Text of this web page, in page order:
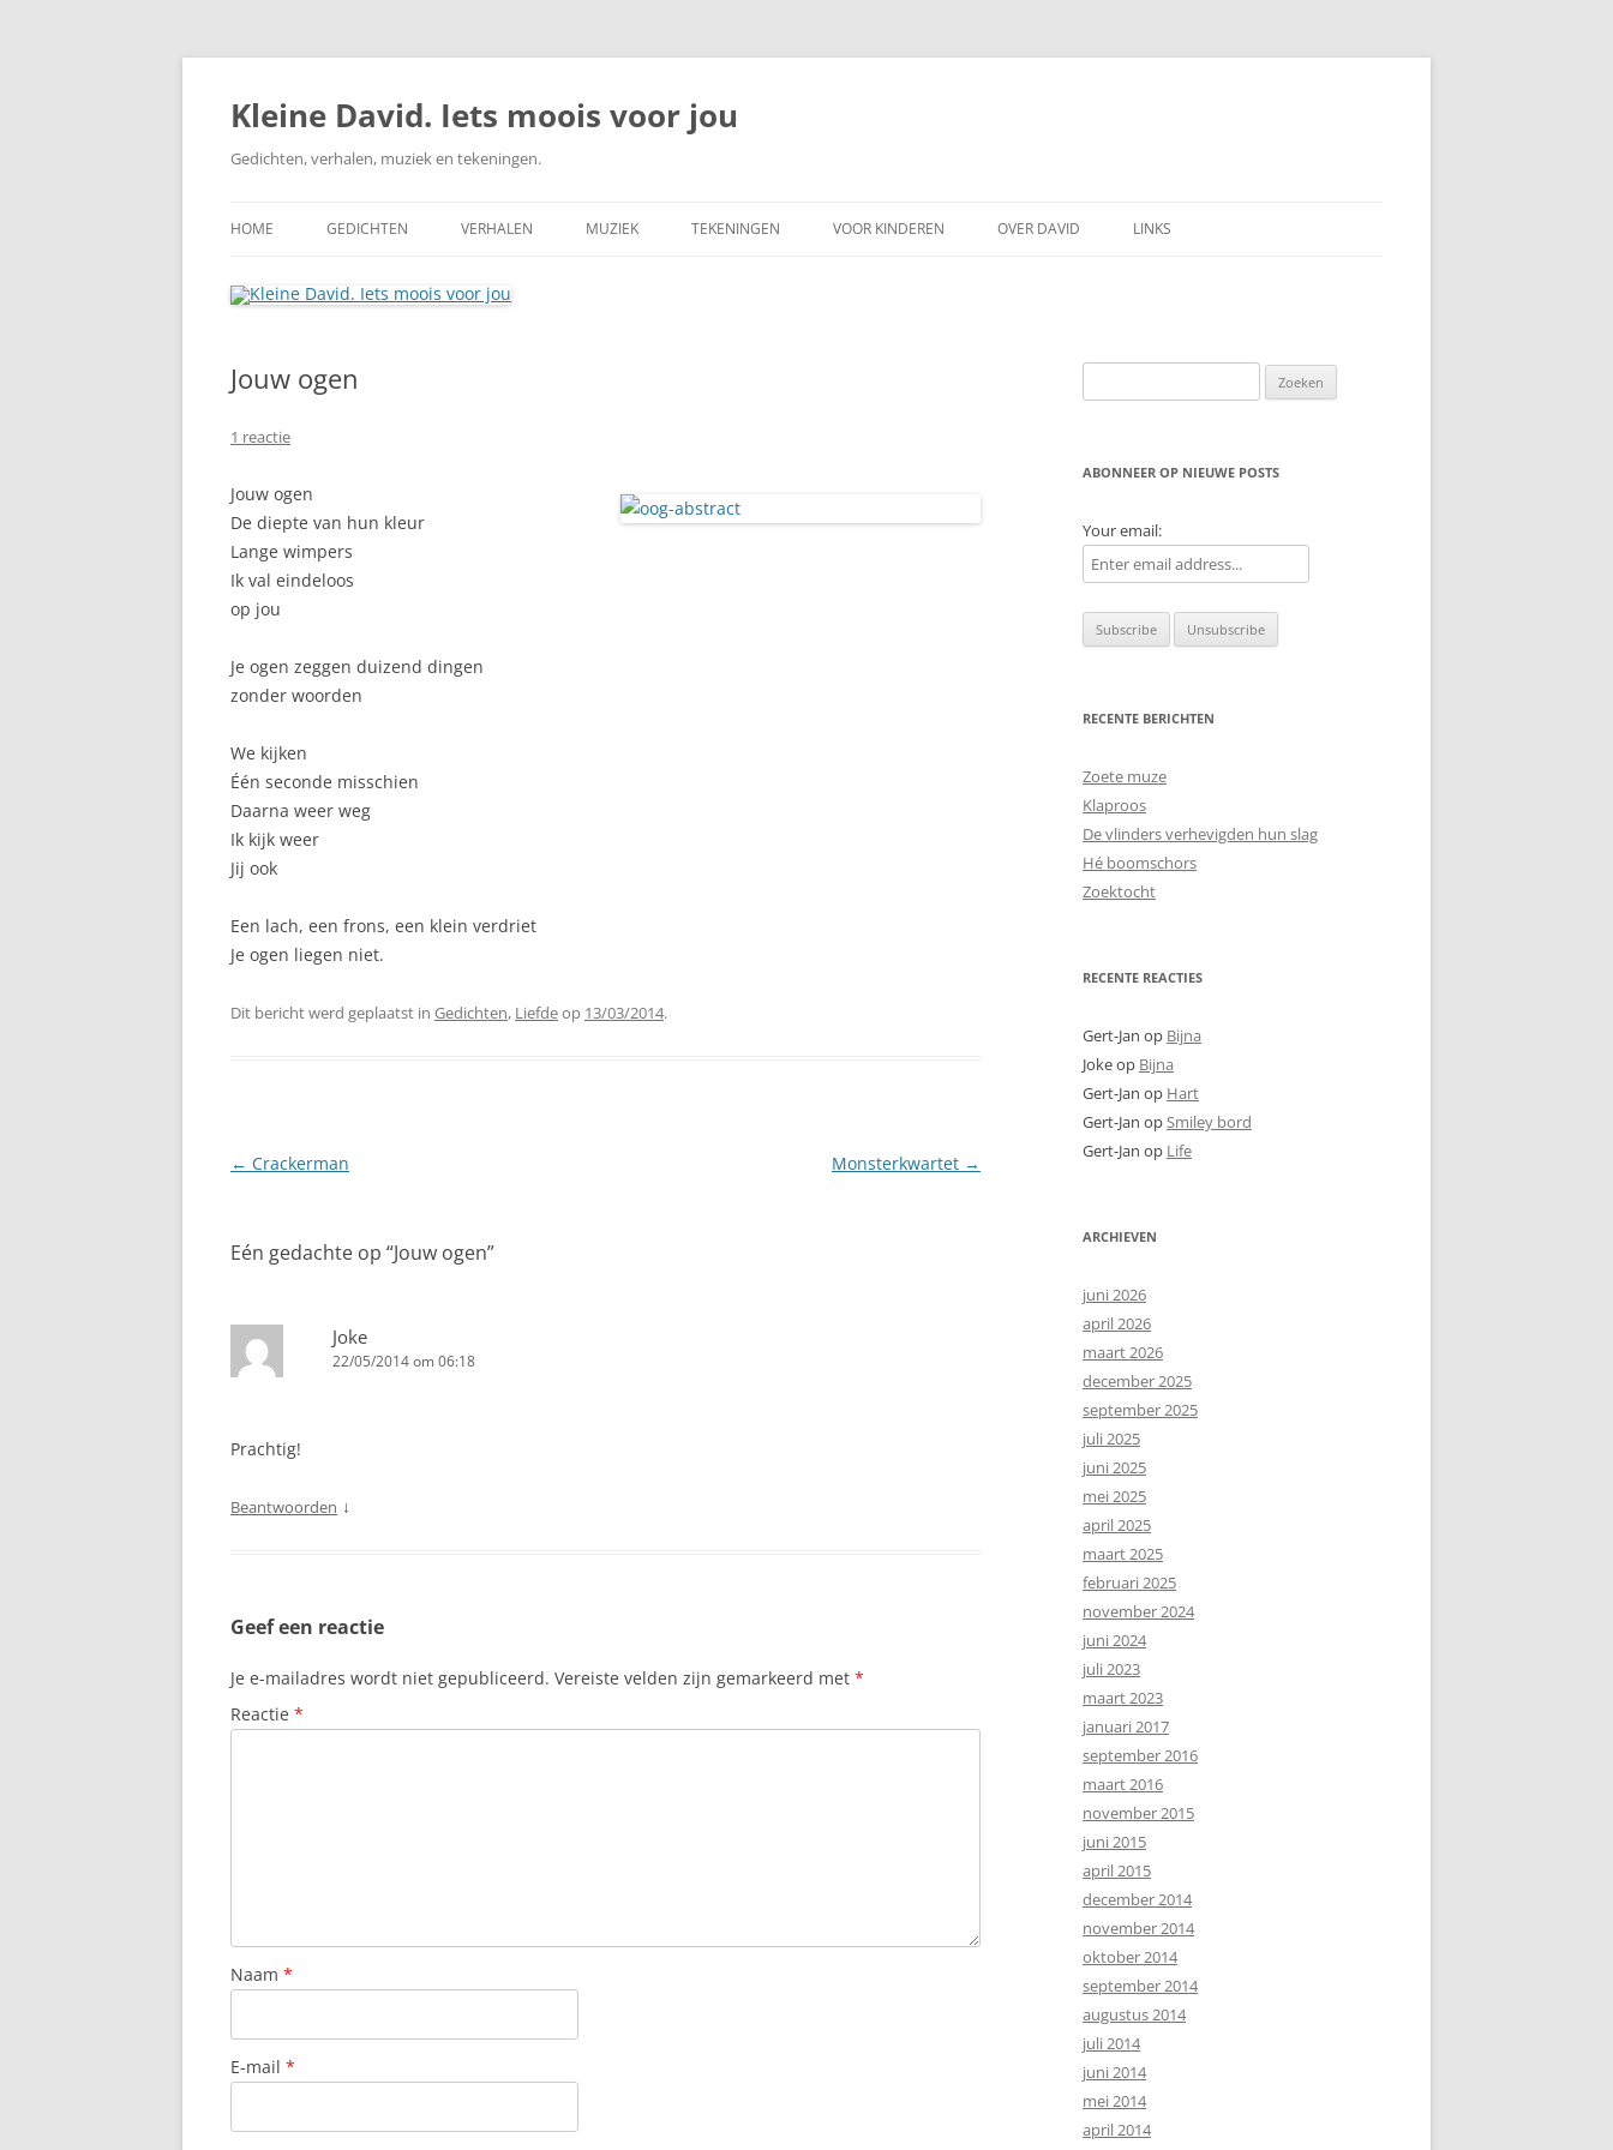
Ga
inhoud
Kleine David. Iets moois voor jou
Gedichten, verhalen, muziek en tekeningen.
HOME GEDICHTEN
VERDRIET
APOCALYPS
SUNSATION
VERHALEN MUZIEK TEKENINGEN VOOR KINDEREN OVER DAVID LINKS
Jouw ogen
1 reactie
Jouw ogen
De diepte van hun kleur
Lange wimpers
Ik val eindeloos
op jou
Je ogen zeggen duizend dingen
zonder woorden
We kijken
Één seconde misschien
Daarna weer weg
Ik kijk weer
Jij ook
Een lach, een frons, een klein verdriet
Je ogen liegen niet.
Dit bericht werd geplaatst in Gedichten, Liefdeop 13/03/2014.
Berichtnavigatie
← Crackerman Monsterkwartet →
Eén gedachte op “Jouw ogen”
Joke
22/05/2014 om 06:18
Prachtig!
Beantwoorden ↓
Geef een reactie
Je e-mailadres wordt niet gepubliceerd. Vereiste velden zijn gemarkeerd met *
Reactie *
Naam *
E-mail *
naar:
ABONNEER OP NIEUWE POSTS
Your email:
RECENTE BERICHTEN
Zoete muze
Klaproos
De vlinders verhevigden hun slag
Hé boomschors
Zoektocht
RECENTE REACTIES
Gert-Jan op Bijna
Jokeop Bijna
Gert-Jan op Hart
Gert-Jan opSmiley bord
Gert-Jan op Life
ARCHIEVEN
juni 2026
april 2026
maart 2026
december 2025
september 2025
juli 2025
juni 2025
mei 2025
april 2025
maart 2025
februari 2025
november 2024
juni 2024
juli 2023
maart 2023
januari 2017
september 2016
maart 2016
november 2015
juni 2015
april 2015
december 2014
november 2014
oktober 2014
september 2014
augustus 2014
juli 2014
juni 2014
mei 2014
april 2014